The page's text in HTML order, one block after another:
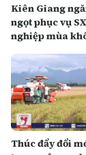
Kiên Giang
ngọt phục vụ
nghiệp mùa
Thúc đẩy đổi